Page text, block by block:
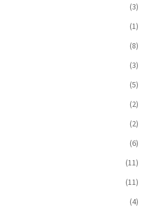
(3)
(1)
(8)
(3)
(5)
(2)
(2)
(6)
(11)
(11)
(4)